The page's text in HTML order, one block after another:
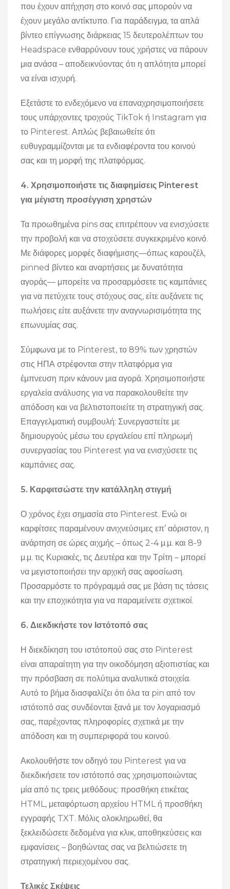
που έχουν απήχηση στο κοινό σας μπορούν να
έχουν μεγάλο αντίκτυπο. Για παράδειγμα, τα απλά
βίντεο επίγνωσης διάρκειας 15 δευτερολέπτων του
Headspace ενθαρρύνουν τους χρήστες να πάρουν
μια ανάσα – αποδεικνύοντας ότι η απλότητα μπορεί
να είναι ισχυρή.
Εξετάστε το ενδεχόμενο να επαναχρησιμοποιήσετε
τους υπάρχοντες τροχούς TikTok ή Instagram για
το Pinterest. Απλώς βεβαιωθείτε ότι
ευθυγραμμίζονται με τα ενδιαφέροντα του κοινού
σας και τη μορφή της πλατφόρμας.
4. Χρησιμοποιήστε τις διαφημίσεις Pinterest
για μέγιστη προσέγγιση χρηστών
Τα προωθημένα pins σας επιτρέπουν να ενισχύσετε
την προβολή και να στοχεύσετε συγκεκριμένο κοινό.
Με διάφορες μορφές διαφήμισης—όπως καρουζέλ,
pinned βίντεο και αναρτήσεις με δυνατότητα
αγοράς— μπορείτε να προσαρμόσετε τις καμπάνιες
για να πετύχετε τους στόχους σας, είτε αυξάνετε τις
πωλήσεις είτε αυξάνετε την αναγνωρισιμότητα της
επωνυμίας σας.
Σύμφωνα με το Pinterest, το 89% των χρηστών
στις ΗΠΑ στρέφονται στην πλατφόρμα για
έμπνευση πριν κάνουν μια αγορά. Χρησιμοποιήστε
εργαλεία ανάλυσης για να παρακολουθείτε την
απόδοση και να βελτιστοποιείτε τη στρατηγική σας.
Επαγγελματική συμβουλή: Συνεργαστείτε με
δημιουργούς μέσω του εργαλείου επί πληρωμή
συνεργασίας του Pinterest για να ενισχύσετε τις
καμπάνιες σας.
5. Καρφιτσώστε την κατάλληλη στιγμή
Ο χρόνος έχει σημασία στο Pinterest. Ενώ οι
καρφίτσες παραμένουν ανιχνεύσιμες επ’ αόριστον, η
ανάρτηση σε ώρες αιχμής – όπως 2-4 μ.μ. και 8-9
μ.μ. τις Κυριακές, τις Δευτέρα και την Τρίτη – μπορεί
να μεγιστοποιήσει την αρχική σας αφοσίωση.
Προσαρμόστε το πρόγραμμά σας με βάση τις τάσεις
και την εποχικότητα για να παραμείνετε σχετικοί.
6. Διεκδικήστε τον Ιστότοπό σας
Η διεκδίκηση του ιστότοπού σας στο Pinterest
είναι απαραίτητη για την οικοδόμηση αξιοπιστίας και
την πρόσβαση σε πολύτιμα αναλυτικά στοιχεία.
Αυτό το βήμα διασφαλίζει ότι όλα τα pin από τον
ιστότοπό σας συνδέονται ξανά με τον λογαριασμό
σας, παρέχοντας πληροφορίες σχετικά με την
απόδοση και τη συμπεριφορά του κοινού.
Ακολουθήστε τον οδηγό του Pinterest για να
διεκδικήσετε τον ιστότοπό σας χρησιμοποιώντας
μία από τις τρεις μεθόδους: προσθήκη ετικέτας
HTML, μεταφόρτωση αρχείου HTML ή προσθήκη
εγγραφής TXT. Μόλις ολοκληρωθεί, θα
ξεκλειδώσετε δεδομένα για κλικ, αποθηκεύσεις και
εμφανίσεις – βοηθώντας σας να βελτιώσετε τη
στρατηγική περιεχομένου σας.
Τελικές Σκέψεις